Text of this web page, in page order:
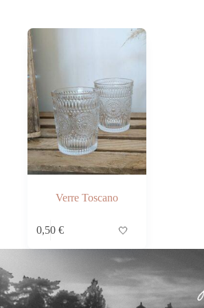
Verre Toscano
0,50€ 🤍